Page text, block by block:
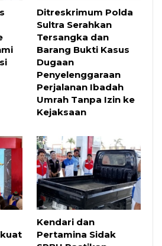
Ditreskrimum Polda
Sultra Serahkan
Tersangka dan
Barang Bukti Kasus
Dugaan
Penyelenggaraan
Perjalanan Ibadah
Umrah Tanpa Izin ke
Kejaksaan
Kendari dan
Pertamina Sidak